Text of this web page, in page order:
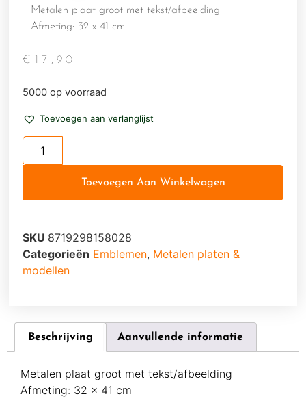
Metalen plaat groot met tekst/afbeelding
Afmeting: 32 x 41 cm
€ 17,90
5000 op voorraad
Toevoegen aan verlanglijst
Toevoegen Aan Winkelwagen
SKU 8719298158028
Categorieën Emblemen, Metalen platen &
modellen
Beschrijving Aanvullende informatie
Metalen plaat groot met tekst/afbeelding
Afmeting: 32 x 41 cm